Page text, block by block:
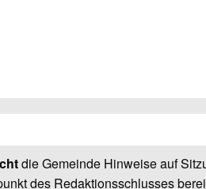
die Gemeinde Hinweise auf
des Redaktionsschlusses